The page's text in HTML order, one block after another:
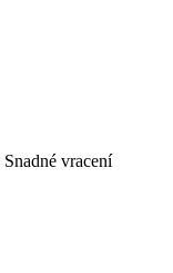
Snadné vracení